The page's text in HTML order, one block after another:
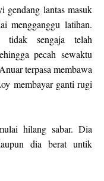
gendang lantas masuk
mengganggu latihan.
sengaja telah
pecah sewaktu
terpasa membawa
membayar ganti rugi
hilang sabar. Dia
dia berat untik